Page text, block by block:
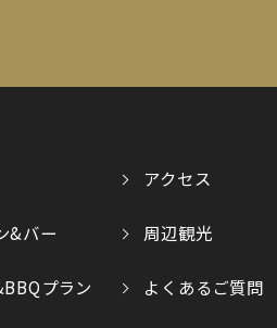
&バー
プラン
アクセス
周辺観光
よくあるご質問